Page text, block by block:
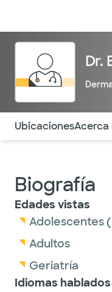
Dr.
Utilice esta
UbicacionesAcerca
Biografía
Edades vistas
Adolescentes
Adultos
Geriatría
Idiomas hablados